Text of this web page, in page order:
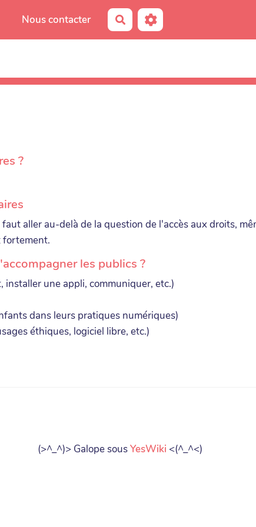
Nous contacter Rechercher
?
aller au-delà de la question de l'accès aux droits,
fortement.
les publics ?
installer une appli, communiquer, etc.)
dans leurs pratiques numériques)
éthiques, logiciel libre, etc.)
(>^_^)> Galope sousYesWiki <(^_^<)